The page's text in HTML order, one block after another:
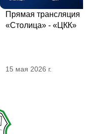
Прямая трансляция
«Столица» - «ЦКК»
15 мая 2026 г.